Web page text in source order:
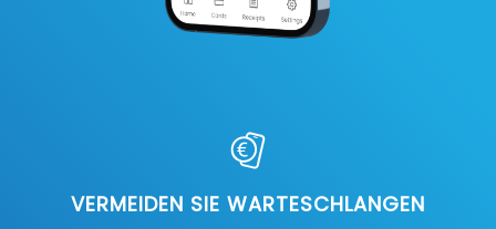
VERMEIDEN SIE WARTESCHLANGEN